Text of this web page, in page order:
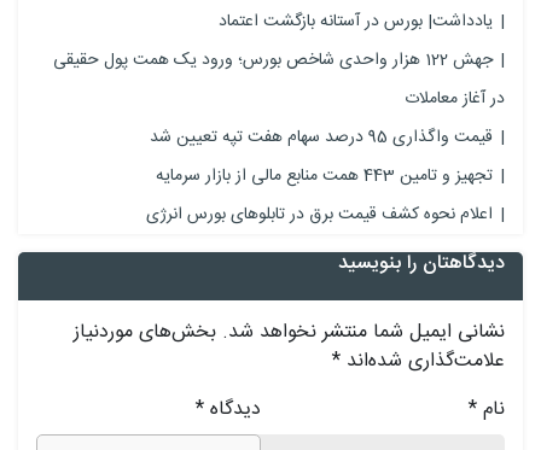
یادداشت| بورس در آستانه بازگشت اعتماد
جهش 122 هزار واحدی شاخص بورس؛ ورود یک همت پول حقیقی
در آغاز معاملات
قیمت واگذاری 95 درصد سهام هفت تپه تعیین شد
تجهیز و تامین 443 همت منابع مالی از بازار سرمایه
اعلام نحوه کشف قیمت برق در تابلوهای بورس انرژی
دیدگاهتان را بنویسید
نشانی ایمیل شما منتشر نخواهد شد.بخش‌های موردنیاز
علامت‌گذاری شده‌اند*
دیدگاه* نام*